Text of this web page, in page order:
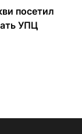
посетил
УПЦ